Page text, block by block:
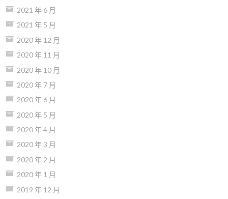
2021 年 6 月
2021 年 5 月
2020 年 12 月
2020 年 11 月
2020 年 10 月
2020 年 7 月
2020 年 6 月
2020 年 5 月
2020 年 4 月
2020 年 3 月
2020 年 2 月
2020 年 1 月
2019 年 12 月